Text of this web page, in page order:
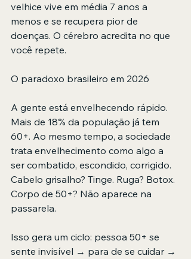
velhice vive em média 7 anos a
menos e se recupera pior de
doenças. O cérebro acredita no que
você repete.
O paradoxo brasileiro em 2026
A gente está envelhecendo rápido.
Mais de 18% da população já tem
60+. Ao mesmo tempo, a sociedade
trata envelhecimento como algo a
ser combatido, escondido, corrigido.
Cabelo grisalho? Tinge. Ruga? Botox.
Corpo de 50+? Não aparece na
passarela.
Isso gera um ciclo: pessoa 50+ se
sente invisível → para de se cuidar →